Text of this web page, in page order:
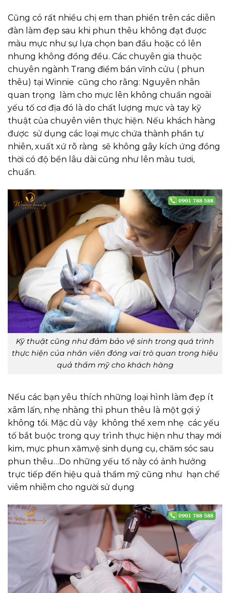
Cũng có rất nhiều chị em than phiền trên các diễn
đàn làm đẹp sau khi phun thêu không đạt được
màu mực như sự lựa chọn ban đầu hoặc có lên
nhưng không đồng đều. Các chuyên gia thuộc
chuyên ngành Trang điểm bán vĩnh cửu ( phun
thêu) tại Winnie cũng cho rằng: Nguyên nhân
quan trọng làm cho mực lên không chuẩn ngoài
yếu tố cơ địa đó là do chất lượng mực và tay kỹ
thuật của chuyên viên thực hiện. Nếu khách hàng
được sử dụng các loại mực chứa thành phần tự
nhiên, xuất xứ rõ ràng sẽ không gây kích ứng đồng
thời có độ bền lâu dài cũng như lên màu tươi,
chuẩn.
Kỹ thuật cũng như đảm bảo vệ sinh trong quá trình
thực hiện của nhân viên đóng vai trò quan trọng hiệu
quả thẩm mỹ cho khách hàng
Nếu các bạn yêu thích những loại hình làm đẹp ít
xâm lấn, nhẹ nhàng thì phun thêu là một gợi ý
không tồi. Mặc dù vậy không thể xem nhẹ các yếu
tố bắt buộc trong quy trình thực hiện như thay mới
kim, mực phun xăm,vệ sinh dụng cụ, chăm sóc sau
phun thêu…Do những yếu tố này có ảnh hưởng
trực tiếp đến hiệu quả thẩm mỹ cũng như hạn chế
viêm nhiễm cho người sử dụng